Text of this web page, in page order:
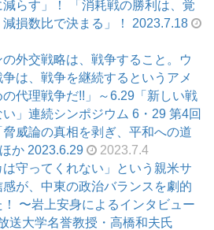
減らす」！ 「消耗戦の勝利は、覚
損数比で決まる」！ 2023.7.18
の外交戦略は、戦争すること。ウ
争は、戦争を継続するというアメ
の代理戦争だ!!」～6.29「新しい戦
」連続シンポジウム 6・29 第4回
威論の真相を剥ぎ、平和への道
か 2023.6.29
2023.7.4
は守ってくれない」という親米サ
感が、中東の政治バランスを劇的
！ 〜岩上安身によるインタビュー
送大学名誉教授・高橋和夫氏